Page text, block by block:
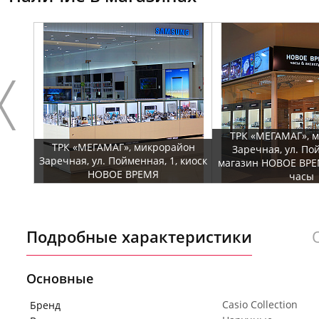
ТРК «МЕГАМАГ», микрорайон
Заречная, ул. Пойменная, 1, киоск
НОВОЕ ВРЕМЯ
ТРК «МЕГАМАГ»,
Заречная, ул.
магазин НОВОЕ
часы
Подробные характеристики
Основные
Бренд
Casio Collection